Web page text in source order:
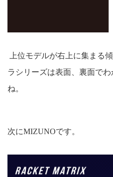
上位モデルが右上に集まる
ラシリーズは表面、裏面で
ね。
次にMIZUNOです。